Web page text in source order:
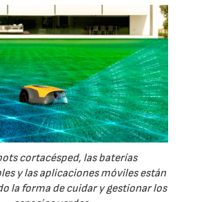
cortacésped, las baterías
y las aplicaciones móviles están
la forma de cuidar y gestionar los